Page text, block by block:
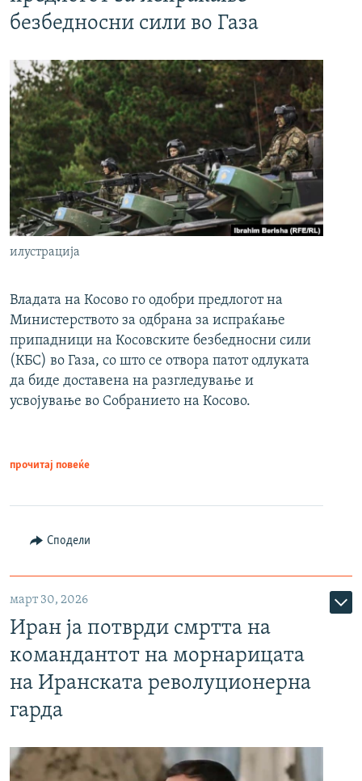
безбедносни сили во Газа
илустрација
Владата на Косово го одобри предлогот на
Министерството за одбрана за испраќање
припадници на Косовските безбедносни сили
(КБС) во Газа, со што се отвора патот одлуката
да биде доставена на разгледување и
усвојување во Собранието на Косово.
прочитај повеќе
Сподели
март 30, 2026
Иран ја потврди смртта на
командантот на морнарицата
на Иранската револуционерна
гарда